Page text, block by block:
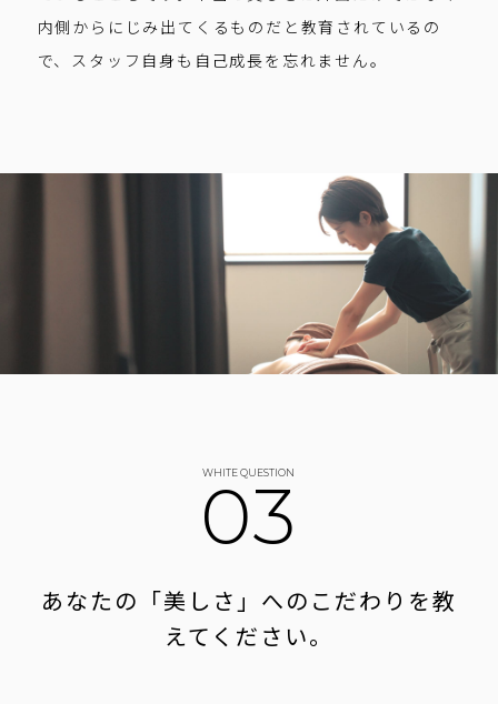
内側からにじみ出てくるものだと教育されているの
で、スタッフ自身も自己成長を忘れません。
WHITE QUESTION
03
あなたの「美しさ」への こだわりを教
えてください。